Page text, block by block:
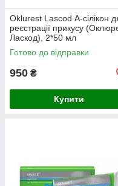
Oklurest Lascod А-сілікон
реєстрації прикусу
Ласкод), 2*50 мл
Готово до відправки
950 ₴
Купити